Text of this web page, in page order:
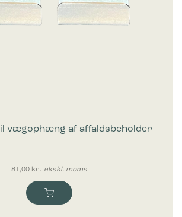
vægophæng af affaldsbeholder
81,00 kr. ekskl. moms